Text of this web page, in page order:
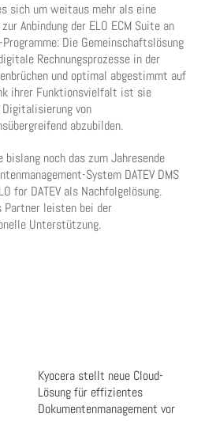
sich um weitaus mehr als eine
Anbindung der ELO ECM Suite an
Programme: Die Gemeinschaftslösung
Rechnungsprozesse in der
und optimal abgestimmt auf
ihrer Funktionsvielfalt ist sie
von
abzubilden.
bislang noch das zum Jahresende
System DATEV DMS
for DATEV als Nachfolgelösung.
Partner leisten bei der
Unterstützung.
Kyocera stellt neue Cloud-
Lösung für effizientes
Dokumentenmanagement vor